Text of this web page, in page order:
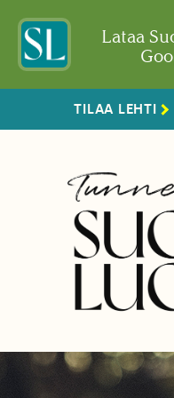
Lataa
TILAA LEHTI